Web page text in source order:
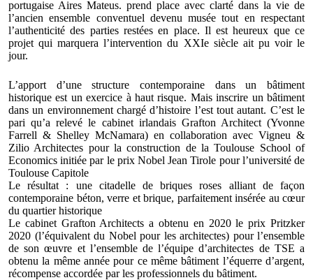
portugaise Aires Mateus. prend place avec clarté dans la vie de
l’ancien ensemble conventuel devenu musée tout en respectant
l’authenticité des parties restées en place. Il est heureux que ce
projet qui marquera l’intervention du XXIe siècle ait pu voir le
jour.
L’apport d’une structure contemporaine dans un bâtiment
historique est un exercice à haut risque. Mais inscrire un bâtiment
dans un environnement chargé d’histoire l’est tout autant. C’est le
pari qu’a relevé le cabinet irlandais Grafton Architect (Yvonne
Farrell & Shelley McNamara) en collaboration avec Vigneu &
Zilio Architectes pour la construction de la Toulouse School of
Economics initiée par le prix Nobel Jean Tirole pour l’université de
Toulouse Capitole
Le résultat : une citadelle de briques roses alliant de façon
contemporaine béton, verre et brique, parfaitement insérée au cœur
du quartier historique
Le cabinet Grafton Architects a obtenu en 2020 le prix Pritzker
2020 (l’équivalent du Nobel pour les architectes) pour l’ensemble
de son œuvre et l’ensemble de l’équipe d’architectes de TSE a
obtenu la même année pour ce même bâtiment l’équerre d’argent,
récompense accordée par les professionnels du bâtiment.